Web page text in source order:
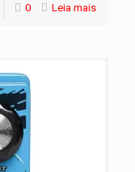
0 Leia mais